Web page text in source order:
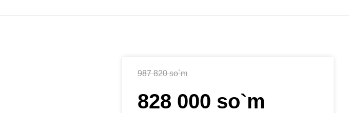
987 820 so`m
828 000 so`m